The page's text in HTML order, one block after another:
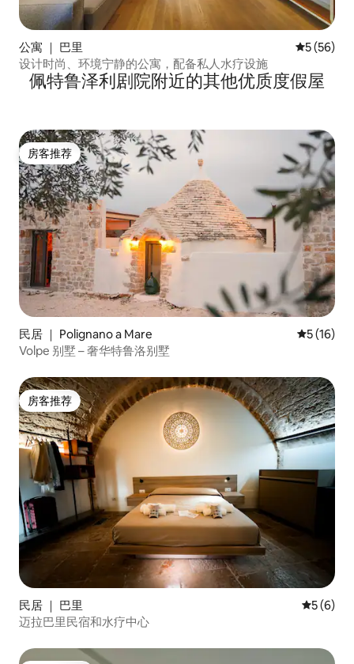
公寓 ｜ 巴里 平均评分
5 (56)
设计时尚、环境宁静的公寓，配备私人水疗设施
佩特鲁泽利剧院附近的其他优质度假屋
房客推荐
房客推荐
民居 ｜ Polignano a Mare 平均评分
5 (16)
Volpe 别墅 – 奢华特鲁洛别墅
房客推荐
房客推荐
民居 ｜ 巴里 平均评分
5 (6)
迈拉巴里民宿和水疗中心